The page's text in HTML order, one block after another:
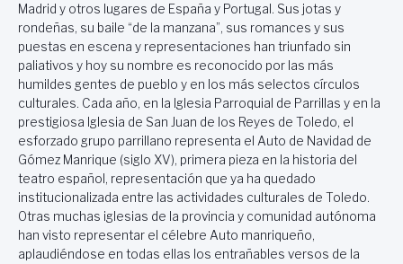
Madrid y otros lugares de España y Portugal. Sus jotas y
rondeñas, su baile “de la manzana”, sus romances y sus
puestas en escena y representaciones han triunfado sin
paliativos y hoy su nombre es reconocido por las más
humildes gentes de pueblo y en los más selectos círculos
culturales. Cada año, en la Iglesia Parroquial de Parrillas y en la
prestigiosa Iglesia de San Juan de los Reyes de Toledo, el
esforzado grupo parrillano representa el Auto de Navidad de
Gómez Manrique (siglo XV), primera pieza en la historia del
teatro español, representación que ya ha quedado
institucionalizada entre las actividades culturales de Toledo.
Otras muchas iglesias de la provincia y comunidad autónoma
han visto representar el célebre Auto manriqueño,
aplaudiéndose en todas ellas los entrañables versos de la